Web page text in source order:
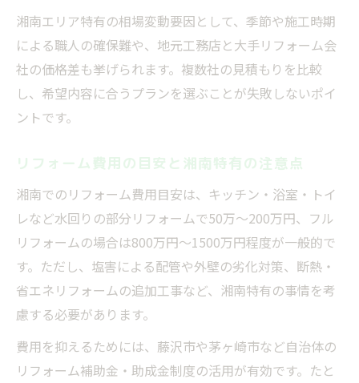
リフォームで家族構成に対応した事例集
湘南の塩害対策リフォーム実例を徹底分析
リフォームで叶える快適な家族空間の工夫
湘南のリフォーム計画で失敗しないコツ
リフォーム計画で注意すべきポイント
湘南リフォーム会社選びの失敗回避法
費用見積もりとスケジュール管理の重要性
リフォームトラブル回避のための事前準備
理想のリフォーム実現へ計画段階の工夫
藤沢市リフォーム補助金の活用事例解説
湘南エリア特有の相場変動要因として、季節や施工時期
による職人の確保難や、地元工務店と大手リフォーム会
社の価格差も挙げられます。複数社の見積もりを比較
し、希望内容に合うプランを選ぶことが失敗しないポイ
ントです。
リフォーム費用の目安と湘南特有の注意点
湘南でのリフォーム費用目安は、キッチン・浴室・トイ
レなど水回りの部分リフォームで50万～200万円、フル
リフォームの場合は800万円～1500万円程度が一般的で
す。ただし、塩害による配管や外壁の劣化対策、断熱・
省エネリフォームの追加工事など、湘南特有の事情を考
慮する必要があります。
費用を抑えるためには、藤沢市や茅ヶ崎市など自治体の
リフォーム補助金・助成金制度の活用が有効です。たと